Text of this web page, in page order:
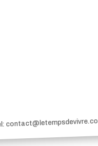
contact@letempsdevivre.co